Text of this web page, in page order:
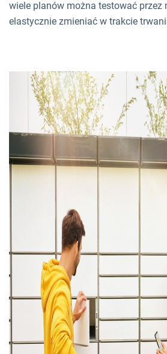
wiele planów można testować przez
elastycznie zmieniać w trakcie